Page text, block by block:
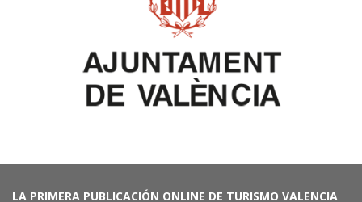
LA PRIMERA PUBLICACIÓN ONLINE DE TURISMO VALENCIA